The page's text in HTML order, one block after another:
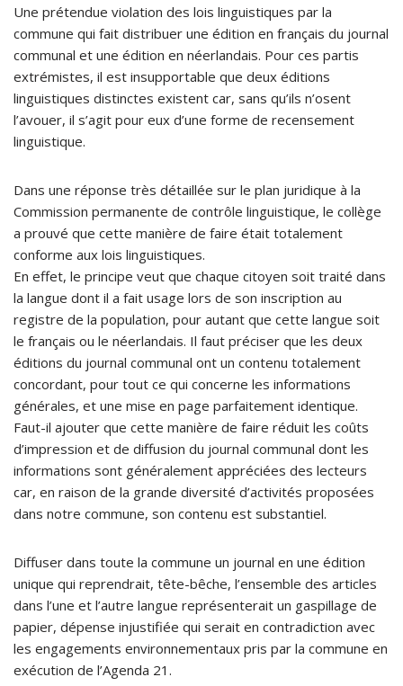
Une prétendue violation des lois linguistiques par la
commune qui fait distribuer une édition en français du journal
communal et une édition en néerlandais. Pour ces partis
extrémistes, il est insupportable que deux éditions
linguistiques distinctes existent car, sans qu’ils n’osent
l’avouer, il s’agit pour eux d’une forme de recensement
linguistique.
Dans une réponse très détaillée sur le plan juridique à la
Commission permanente de contrôle linguistique, le collège
a prouvé que cette manière de faire était totalement
conforme aux lois linguistiques.
En effet, le principe veut que chaque citoyen soit traité dans
la langue dont il a fait usage lors de son inscription au
registre de la population, pour autant que cette langue soit
le français ou le néerlandais. Il faut préciser que les deux
éditions du journal communal ont un contenu totalement
concordant, pour tout ce qui concerne les informations
générales, et une mise en page parfaitement identique.
Faut-il ajouter que cette manière de faire réduit les coûts
d’impression et de diffusion du journal communal dont les
informations sont généralement appréciées des lecteurs
car, en raison de la grande diversité d’activités proposées
dans notre commune, son contenu est substantiel.
Diffuser dans toute la commune un journal en une édition
unique qui reprendrait, tête-bêche, l’ensemble des articles
dans l’une et l’autre langue représenterait un gaspillage de
papier, dépense injustifiée qui serait en contradiction avec
les engagements environnementaux pris par la commune en
exécution de l’Agenda 21.